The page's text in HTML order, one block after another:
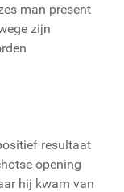
man present
zijn
resultaat
opening
hij kwam van